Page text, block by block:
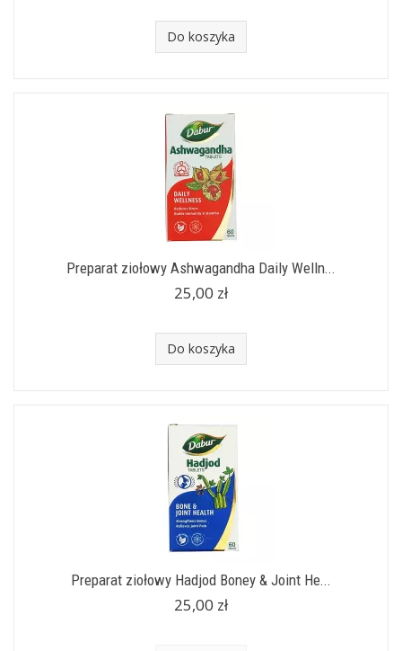
Do koszyka
Preparat ziołowy Ashwagandha Daily Welln...
25,00 zł
Do koszyka
Preparat ziołowy Hadjod Boney & Joint He...
25,00 zł